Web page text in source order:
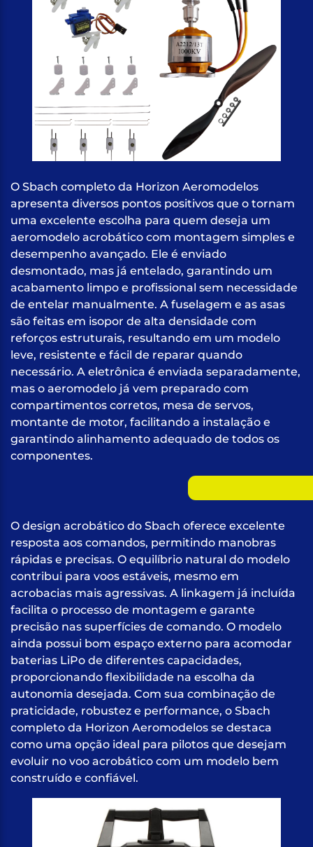
O Sbach completo da Horizon Aeromodelos
apresenta diversos pontos positivos que o tornam
uma excelente escolha para quem deseja um
aeromodelo acrobático com montagem simples e
desempenho avançado. Ele é enviado
desmontado, mas já entelado, garantindo um
acabamento limpo e profissional sem necessidade
de entelar manualmente. A fuselagem e as asas
são feitas em isopor de alta densidade com
reforços estruturais, resultando em um modelo
leve, resistente e fácil de reparar quando
necessário. A eletrônica é enviada separadamente,
mas o aeromodelo já vem preparado com
compartimentos corretos, mesa de servos,
montante de motor, facilitando a instalação e
garantindo alinhamento adequado de todos os
componentes.
O design acrobático do Sbach oferece excelente
resposta aos comandos, permitindo manobras
rápidas e precisas. O equilíbrio natural do modelo
contribui para voos estáveis, mesmo em
acrobacias mais agressivas. A linkagem já incluída
facilita o processo de montagem e garante
precisão nas superfícies de comando. O modelo
ainda possui bom espaço externo para acomodar
baterias LiPo de diferentes capacidades,
proporcionando flexibilidade na escolha da
autonomia desejada. Com sua combinação de
praticidade, robustez e performance, o Sbach
completo da Horizon Aeromodelos se destaca
como uma opção ideal para pilotos que desejam
evoluir no voo acrobático com um modelo bem
construído e confiável.